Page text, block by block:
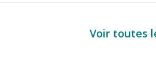
Voir toutes